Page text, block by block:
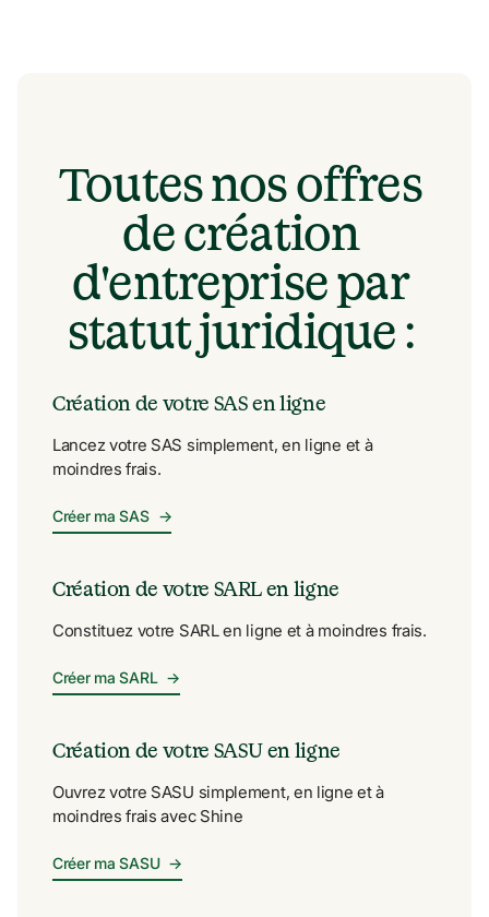
Toutes nos offres
de création
d'entreprise par
statut juridique :
Création de votre SAS en ligne
Lancez votre SAS simplement, en ligne et à
moindres frais.
Créer ma SAS →
Création de votre SARL en ligne
Constituez votre SARL en ligne et à moindres frais.
Créer ma SARL →
Création de votre SASU en ligne
Ouvrez votre SASU simplement, en ligne et à
moindres frais avec Shine
Créer ma SASU →